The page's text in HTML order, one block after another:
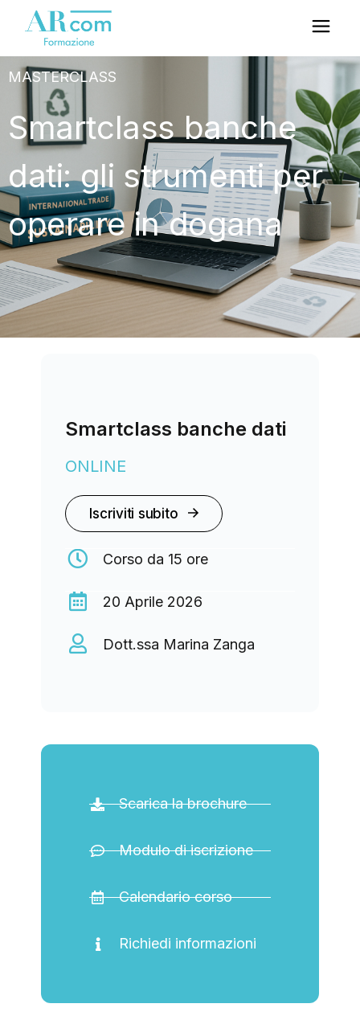
MASTERCLASS
Smartclass banche
dati: gli strumenti per
operare in dogana
Smartclass banche dati
ONLINE
Iscriviti subito
Corso da 15 ore
20 Aprile 2026
Dott.ssa Marina Zanga
Scarica la brochure
Modulo di iscrizione
Calendario corso
Richiedi informazioni